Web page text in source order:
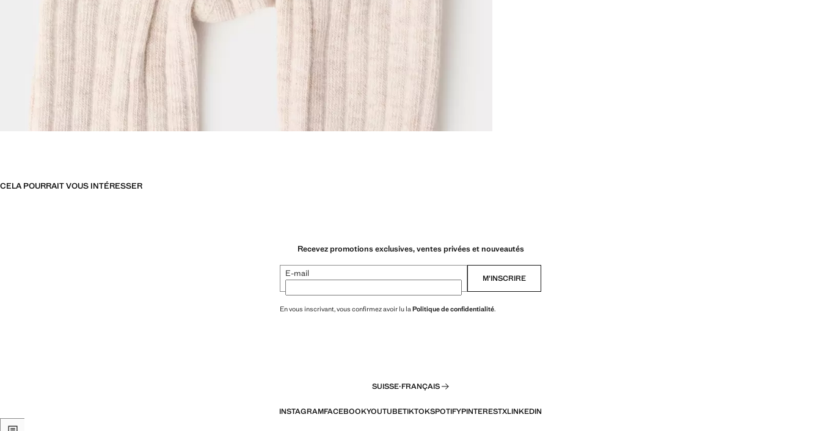
CELA POURRAIT VOUS INTÉRESSER
Recevez promotions exclusives, ventes privées et nouveautés
E-mail M’INSCRIRE
En vous inscrivant, vous confirmez avoir lu la Politique de confidentialité.
SUISSE·FRANÇAIS
INSTAGRAMFACEBOOKYOUTUBETIKTOKSPOTIFYPINTERESTXLINKEDIN